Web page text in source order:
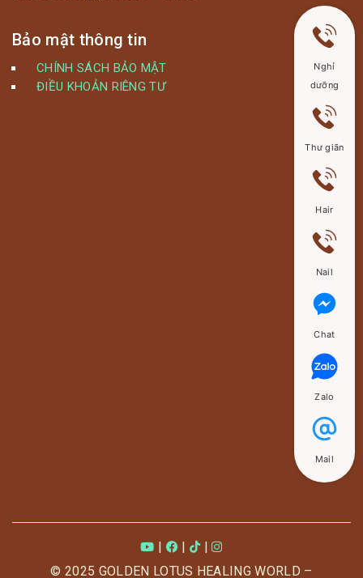
Bảo mật thông tin
CHÍNH SÁCH BẢO MẬT
ĐIỀU KHOẢN RIÊNG TƯ
| |
|
© 2025 GOLDEN LOTUS HEALING WORLD –
Nghỉ
dưỡng
Thư giãn
Hair
Nail
Chat
Zalo
Mail